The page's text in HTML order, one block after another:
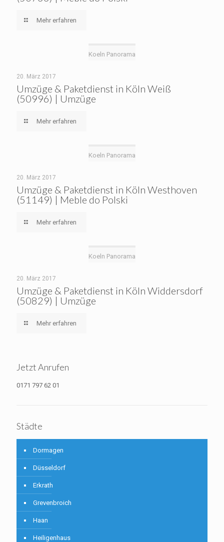
Mehr erfahren
Koeln Panorama
20. März 2017
Umzüge & Paketdienst in Köln Weiß
(50996) | Umzüge
Mehr erfahren
Koeln Panorama
20. März 2017
Umzüge & Paketdienst in Köln Westhoven
(51149) | Meble do Polski
Mehr erfahren
Koeln Panorama
20. März 2017
Umzüge & Paketdienst in Köln Widdersdorf
(50829) | Umzüge
Mehr erfahren
Jetzt Anrufen
0171 797 62 01
Städte
Dormagen
Düsseldorf
Erkrath
Grevenbroich
Haan
Heiligenhaus